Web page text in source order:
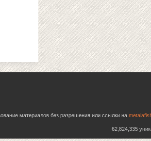
материалов без разрешения или ссылки на
62,824,335